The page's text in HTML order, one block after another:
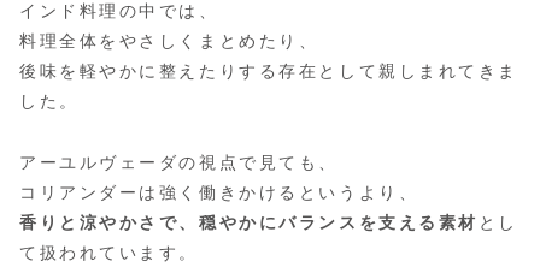
インド料理の中では、
料理全体をやさしくまとめたり、
後味を軽やかに整えたりする存在として親しまれてきま
した。
アーユルヴェーダの視点で見ても、
コリアンダーは強く働きかけるというより、
香りと涼やかさで、穏やかにバランスを支える素材 とし
て扱われています。